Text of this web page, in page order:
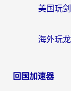
回国加速器